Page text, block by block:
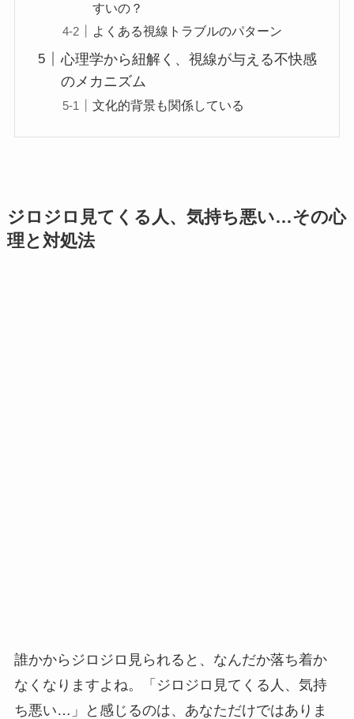
すいの？
よくある視線トラブルのパターン
心理学から紐解く、視線が与える不快感
のメカニズム
文化的背景も関係している
ジロジロ見てくる人、気持ち悪い…その心
理と対処法
誰かからジロジロ見られると、なんだか落ち着か
なくなりますよね。「ジロジロ見てくる人、気持
ち悪い…」と感じるのは、あなただけではありま